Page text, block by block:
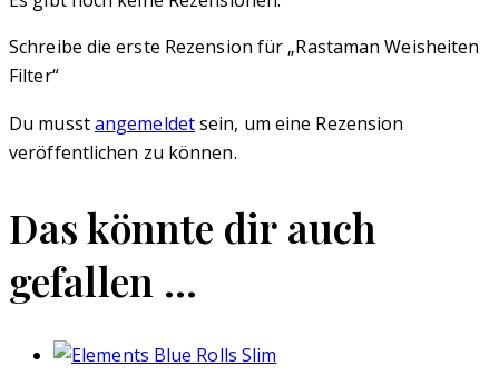
Schreibe die erste Rezension für „Rastaman Weisheiten
Filter“
Du musstangemeldetsein, um eine Rezension
veröffentlichen zu können.
Das könnte dir auch
gefallen …